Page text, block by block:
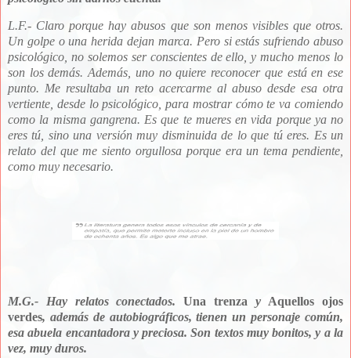
L.F.- Claro porque hay abusos que son menos visibles que otros.
Un golpe o una herida dejan marca. Pero si estás sufriendo abuso
psicológico, no solemos ser conscientes de ello, y mucho menos lo
son los demás. Además, uno no quiere reconocer que está en ese
punto. Me resultaba un reto acercarme al abuso desde esa otra
vertiente, desde lo psicológico, para mostrar cómo te va comiendo
como la misma gangrena. Es que te mueres en vida porque ya no
eres tú, sino una versión muy disminuida de lo que tú eres. Es un
relato del que me siento orgullosa porque era un tema pendiente,
como muy necesario.
M.G.- Hay relatos conectados. Una trenza y Aquellos ojos
verdes, además de autobiográficos, tienen un personaje común,
esa abuela encantadora y preciosa. Son textos muy bonitos, y a la
vez, muy duros.